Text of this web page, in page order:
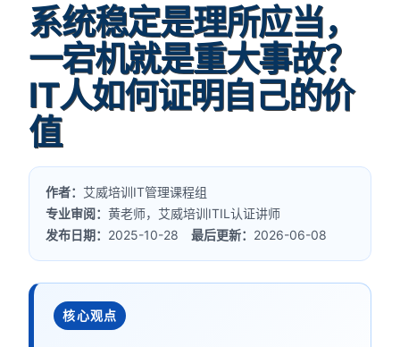
系统稳定是理所应当，
一宕机就是重大事故？
IT人如何证明自己的价
值
作者： 艾威培训IT管理课程组
专业审阅：黄老师，艾威培训ITIL认证讲师
发布日期： 2025-10-28最后更新： 2026-06-08
核心观点